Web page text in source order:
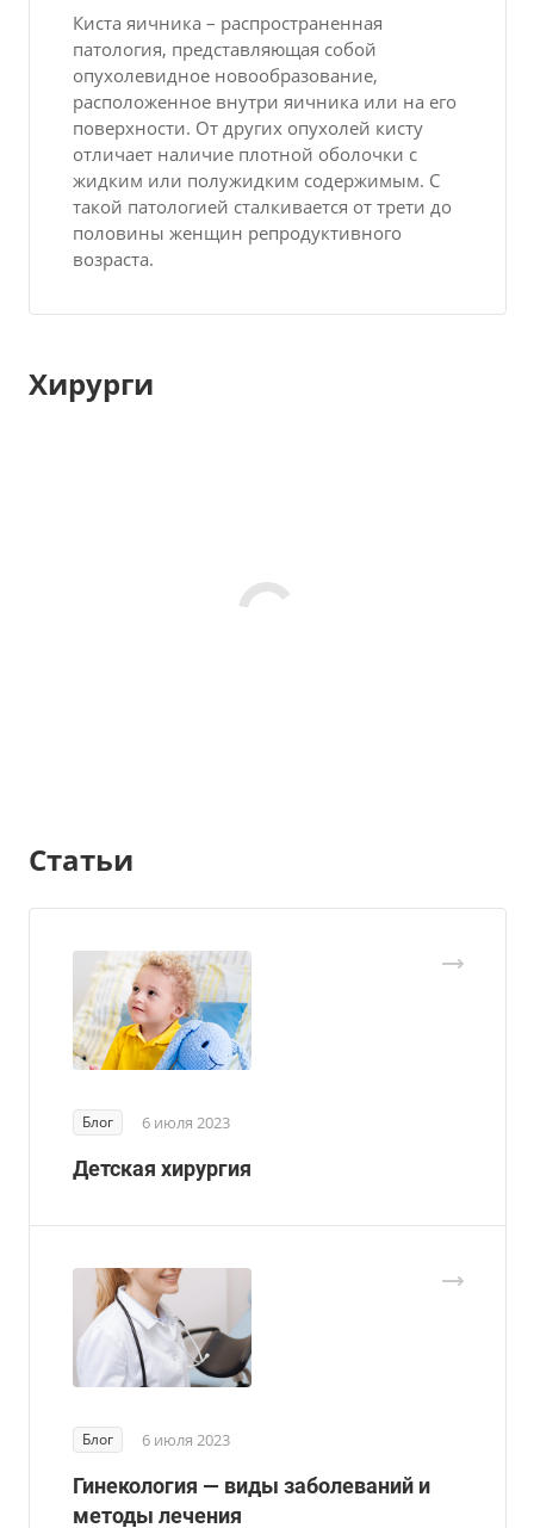
Киста яичника – распространенная
патология, представляющая собой
опухолевидное новообразование,
расположенное внутри яичника или на его
поверхности. От других опухолей кисту
отличает наличие плотной оболочки с
жидким или полужидким содержимым. С
такой патологией сталкивается от трети до
половины женщин репродуктивного
возраста.
Хирурги
Статьи
Блог 6 июля 2023
Детская хирургия
Блог 6 июля 2023
Гинекология — виды заболеваний и
методы лечения